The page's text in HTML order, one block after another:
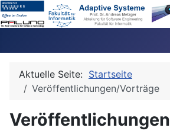
Aktuelle Seite: Startseite
Veröffentlichungen/Vorträge
Veröffentlichungen